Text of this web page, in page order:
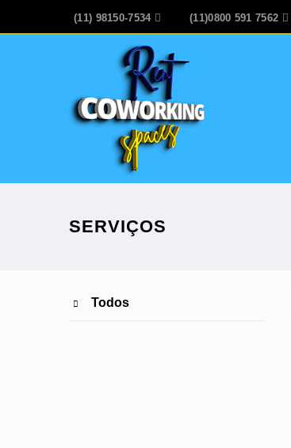
(11) 98150-7534  (11)0800 591 7562 
SERVIÇOS
 Todos